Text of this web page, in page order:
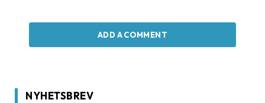
ADD A COMMENT
NYHETSBREV